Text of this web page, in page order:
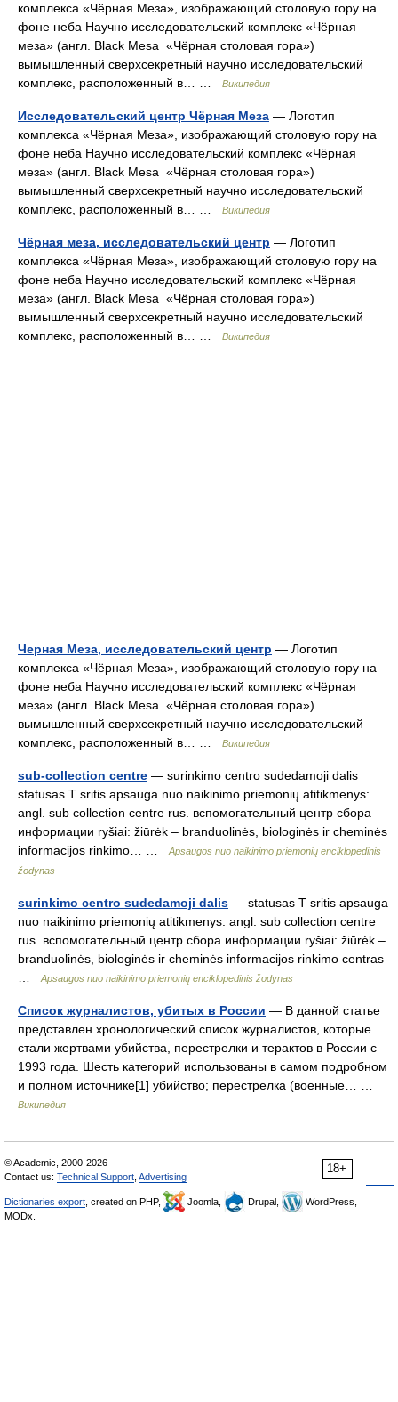
комплекса «Чёрная Меза», изображающий столовую гору на
фоне неба Научно исследовательский комплекс «Чёрная
меза» (англ. Black Mesa «Чёрная столовая гора»)
вымышленный сверхсекретный научно исследовательский
комплекс, расположенный в… …
Википедия
Исследовательский центр Чёрная Меза — Логотип
комплекса «Чёрная Меза», изображающий столовую гору на
фоне неба Научно исследовательский комплекс «Чёрная
меза» (англ. Black Mesa «Чёрная столовая гора»)
вымышленный сверхсекретный научно исследовательский
комплекс, расположенный в… …
Википедия
Чёрная меза, исследовательский центр — Логотип
комплекса «Чёрная Меза», изображающий столовую гору на
фоне неба Научно исследовательский комплекс «Чёрная
меза» (англ. Black Mesa «Чёрная столовая гора»)
вымышленный сверхсекретный научно исследовательский
комплекс, расположенный в… …
Википедия
Черная Меза, исследовательский центр — Логотип
комплекса «Чёрная Меза», изображающий столовую гору на
фоне неба Научно исследовательский комплекс «Чёрная
меза» (англ. Black Mesa «Чёрная столовая гора»)
вымышленный сверхсекретный научно исследовательский
комплекс, расположенный в… …
Википедия
sub-collection centre — surinkimo centro sudedamoji dalis
statusas T sritis apsauga nuo naikinimo priemonių atitikmenys:
angl. sub collection centre rus. вспомогательный центр сбора
информации ryšiai: žiūrėk – branduolinės, biologinės ir cheminės
informacijos rinkimo… …
Apsaugos nuo naikinimo priemonių enciklopedinis
žodynas
surinkimo centro sudedamoji dalis — statusas T sritis apsauga
nuo naikinimo priemonių atitikmenys: angl. sub collection centre
rus. вспомогательный центр сбора информации ryšiai: žiūrėk –
branduolinės, biologinės ir cheminės informacijos rinkimo centras
Apsaugos nuo naikinimo priemonių enciklopedinis žodynas
Список журналистов, убитых в России — В данной статье
представлен хронологический список журналистов, которые
стали жертвами убийства, перестрелки и терактов в России с
1993 года. Шесть категорий использованы в самом подробном
и полном источнике[1] убийство; перестрелка (военные… …
Википедия
18+
© Academic, 2000-2026
Contact us: Technical Support Advertising
Dictionaries export , created on PHP, Joomla, Drupal,
WordPress,
MODx.